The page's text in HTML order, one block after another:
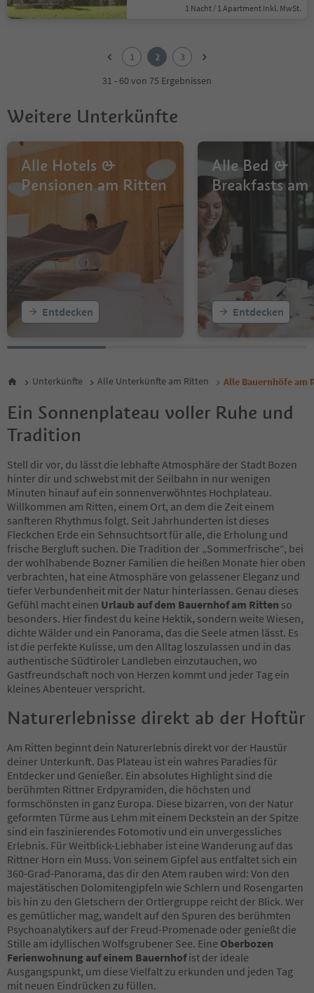
1 Nacht / 1 Apartment Inkl. MwSt.
1 2
3
31 - 60 von 75 Ergebnissen
Weitere Unterkünfte
Alle Hotels &
Pensionen am Ritten
Entdecken
Alle Bed &
Breakfasts
Entdecken
Unterkünfte Alle Unterkünfte am Ritten Alle Bauernhöfe am
Ein Sonnenplateau voller Ruhe und
Tradition
Stell dir vor, du lässt die lebhafte Atmosphäre der Stadt Bozen
hinter dir und schwebst mit der Seilbahn in nur wenigen
Minuten hinauf auf ein sonnenverwöhntes Hochplateau.
Willkommen am Ritten, einem Ort, an dem die Zeit einem
sanfteren Rhythmus folgt. Seit Jahrhunderten ist dieses
Fleckchen Erde ein Sehnsuchtsort für alle, die Erholung und
frische Bergluft suchen. Die Tradition der „Sommerfrische“, bei
der wohlhabende Bozner Familien die heißen Monate hier oben
verbrachten, hat eine Atmosphäre von gelassener Eleganz und
tiefer Verbundenheit mit der Natur hinterlassen. Genau dieses
Gefühl macht einen Urlaub auf dem Bauernhof am Ritten so
besonders. Hier findest du keine Hektik, sondern weite Wiesen,
dichte Wälder und ein Panorama, das die Seele atmen lässt. Es
ist die perfekte Kulisse, um den Alltag loszulassen und in das
authentische Südtiroler Landleben einzutauchen, wo
Gastfreundschaft noch von Herzen kommt und jeder Tag ein
kleines Abenteuer verspricht.
Naturerlebnisse direkt ab der Hoftür
Am Ritten beginnt dein Naturerlebnis direkt vor der Haustür
deiner Unterkunft. Das Plateau ist ein wahres Paradies für
Entdecker und Genießer. Ein absolutes Highlight sind die
berühmten Rittner Erdpyramiden, die höchsten und
formschönsten in ganz Europa. Diese bizarren, von der Natur
geformten Türme aus Lehm mit einem Deckstein an der Spitze
sind ein faszinierendes Fotomotiv und ein unvergessliches
Erlebnis. Für Weitblick-Liebhaber ist eine Wanderung auf das
Rittner Horn ein Muss. Von seinem Gipfel aus entfaltet sich ein
360-Grad-Panorama, das dir den Atem rauben wird: Von den
majestätischen Dolomitengipfeln wie Schlern und Rosengarten
bis hin zu den Gletschern der Ortlergruppe reicht der Blick. Wer
es gemütlicher mag, wandelt auf den Spuren des berühmten
Psychoanalytikers auf der Freud-Promenade oder genießt die
Stille am idyllischen Wolfsgrubener See. Eine Oberbozen
Ferienwohnung auf einem Bauernhofist der ideale
Ausgangspunkt, um diese Vielfalt zu erkunden und jeden Tag
mit neuen Eindrücken zu füllen.